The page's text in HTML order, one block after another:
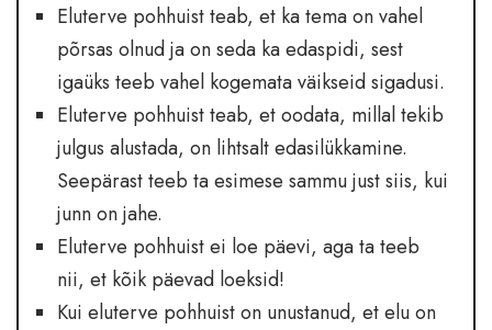
Eluterve pohhuist teab, et ka tema on vahel
põrsas olnud ja on seda ka edaspidi, sest
igaüks teeb vahel kogemata väikseid sigadusi.
Eluterve pohhuist teab, et oodata, millal tekib
julgus alustada, on lihtsalt edasilükkamine.
Seepärast teeb ta esimese sammu just siis, kui
junn on jahe.
Eluterve pohhuist ei loe päevi, aga ta teeb
nii, et kõik päevad loeksid!
Kui eluterve pohhuist on unustanud, et elu on